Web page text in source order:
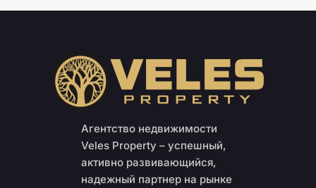
Агентство недвижимости
Veles Property – успешный,
активно развивающийся,
надежный партнер на рынке